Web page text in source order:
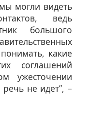
могли видеть
ведь
большого
какие
соглашений
ужесточении
не идет”, –